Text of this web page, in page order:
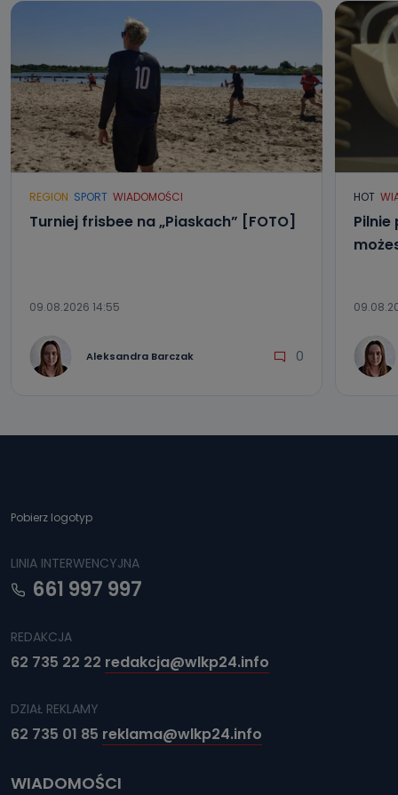
danych osobowych?
Można to zrobić pod numerem telefonu 62 735-51-05 lub
e-mailowo pod adresem: poczta@tvproart.pl
REGION SPORT WIADOMOŚCI
Turniej frisbee na „Piaskach” [FOTO]
09.08.2026 14:55
Aleksandra Barczak 0
HOT
Pobierz logotyp
LINIA INTERWENCYJNA
661 997 997
REDAKCJA
62 735 22 22 redakcja@wlkp24.info
DZIAŁ REKLAMY
62 735 01 85 reklama@wlkp24.info
WIADOMOŚCI